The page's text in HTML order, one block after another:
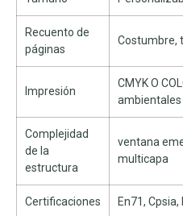
Recuento de
páginas
Costumbre,
Impresión
CMYK O
ambientales
Complejidad
de la
estructura
ventana
multicapa
Certificaciones En71,